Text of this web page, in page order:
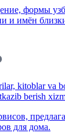
формы
и имён
kitoblar va
berish
для дома.